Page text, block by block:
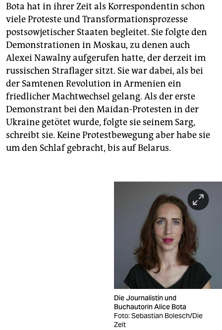
Bota hat in ihrer Zeit als Korrespondentin schon
viele Proteste und Transformationsprozesse
postsowjetischer Staaten begleitet. Sie folgte den
Demonstrationen in Moskau, zu denen auch
Alexei Nawalny aufgerufen hatte, der derzeit im
russischen Straflager sitzt. Sie war dabei, als bei
der Samtenen Revolution in Armenien ein
friedlicher Machtwechsel gelang. Als der erste
Demonstrant bei den Maidan-Protesten in der
Ukraine getötet wurde, folgte sie seinem Sarg,
schreibt sie. Keine Protestbewegung aber habe sie
um den Schlaf gebracht, bis auf Belarus.
Die Journalistin und
Buchautorin Alice Bota
Foto: Sebastian Bolesch/Die
Zeit